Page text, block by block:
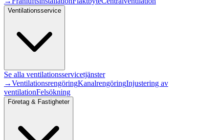
Ventilationsservice
Se alla ventilationsservicetjänster
→VentilationsrengöringKanalrengöringInjustering av
ventilationFelsökning
Företag & Fastigheter